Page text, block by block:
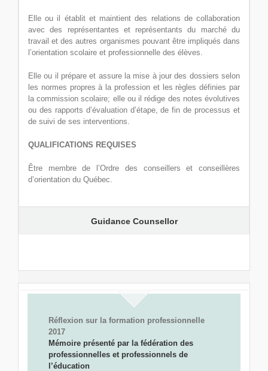
Elle ou il établit et maintient des relations de collaboration
avec des représentantes et représentants du marché du
travail et des autres organismes pouvant être impliqués dans
l’orientation scolaire et professionnelle des élèves.
Elle ou il prépare et assure la mise à jour des dossiers selon
les normes propres à la profession et les règles définies par
la commission scolaire; elle ou il rédige des notes évolutives
ou des rapports d’évaluation d’étape, de fin de processus et
de suivi de ses interventions.
QUALIFICATIONS REQUISES
Être membre de l’Ordre des conseillers et conseillères
d’orientation du Québec.
Guidance Counsellor
Réflexion sur la formation professionnelle
2017
Mémoire présenté par la fédération des
professionnelles et professionnels de
l’éducation